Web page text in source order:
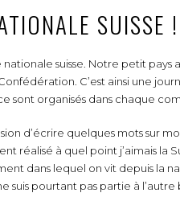
SUISSE !
suisse. Notre petit pays
C’est ainsi une
sont organisés dans chaque
d’écrire quelques mots sur
réalisé à quel point j’aimais la
dans lequel on vit depuis la
suis pourtant pas partie à